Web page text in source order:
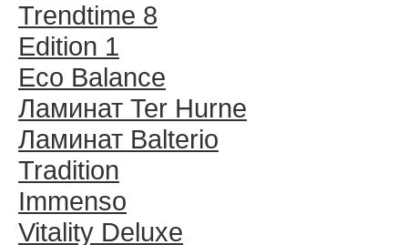
Trendtime 8
Edition 1
Eco Balance
Ламинат Ter Hurne
Ламинат Balterio
Tradition
Immenso
Vitality Deluxe